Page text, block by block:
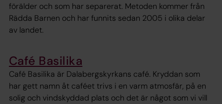
förälder och som har separerat. Metoden kommer från
Rädda Barnen och har funnits sedan 2005 i olika delar
av landet.
Café Basilika
Café Basilika är Dalabergskyrkans café. Kryddan som
har gett namn åt caféet trivs i en varm atmosfär, på en
solig och vindskyddad plats och det är något som vi vill